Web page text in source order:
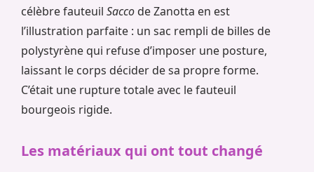
célèbre fauteuil Sacco de Zanotta en est
l’illustration parfaite : un sac rempli de billes de
polystyrène qui refuse d’imposer une posture,
laissant le corps décider de sa propre forme.
C’était une rupture totale avec le fauteuil
bourgeois rigide.
Les matériaux qui ont tout changé